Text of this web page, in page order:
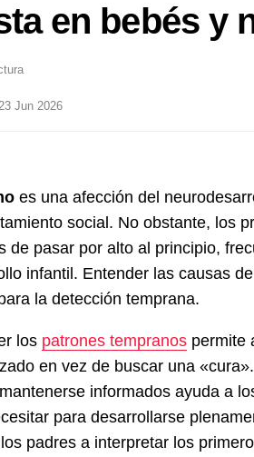
en bebés y
Jun 2026
es una afección del
social. No obstante, los
de pasar por alto al principio,
infantil. Entender las causas
la detección temprana.
los patrones tempranos permite
en vez de buscar una
informados ayuda a
para desarrollarse
padres a interpretar los